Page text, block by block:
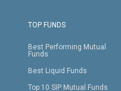
TOP FUNDS
Best Performing Mutual
Funds
Best Liquid Funds
Top 10 SIP Mutual Funds